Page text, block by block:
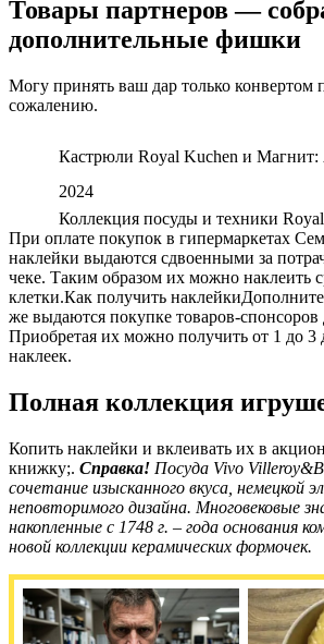
Товары партнеров —
дополнительные фишки
Могу принять ваш дар только конвертом
сожалению.
Кастрюли Royal Kuchen и Магнит:
2024
Коллекция посуды и техники
При оплате покупок в гипермаркетах
наклейки выдаются сдвоенными за
чеке. Таким образом их можно наклеить
клетки.Как получить
же выдаются покупке товаров-
Приобретая их можно получить от 1 до 3
наклеек.
Полная коллекция
Копить наклейки и вклеивать их в
книжку;. Справка! Посуда Vivo
сочетание изысканного вкуса, немецкой
неповторимого дизайна. Многовековые
накопленные с 1748 г. – года основания
новой коллекции керамических формочек.